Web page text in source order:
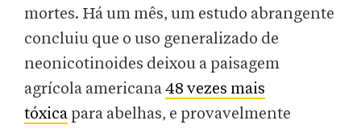
mortes. Há um mês, um estudo abrangente
concluiu que o uso generalizado de
neonicotinoides deixou a paisagem
agrícola americana48 vezes mais
tóxica para abelhas, e provavelmente